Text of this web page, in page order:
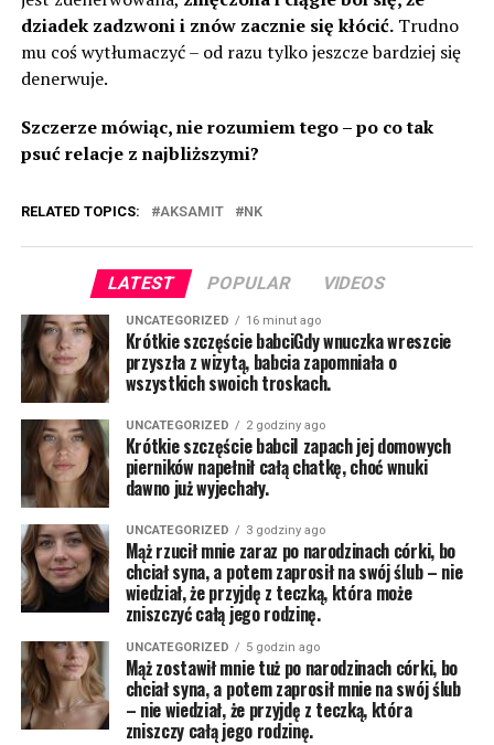
dziadek zadzwoni i znów zacznie się kłócić.Trudno
mu coś wytłumaczyć – od razu tylko jeszcze bardziej się
denerwuje.
Szczerze mówiąc, nie rozumiem tego – po co tak
psuć relacje z najbliższymi?
RELATED TOPICS: AKSAMIT NK
LATEST POPULAR VIDEOS
UNCATEGORIZED 16 minut ago
Krótkie szczęście babciGdy wnuczka wreszcie
przyszła z wizytą, babcia zapomniała o
wszystkich swoich troskach.
UNCATEGORIZED 2 godziny ago
Krótkie szczęście babciI zapach jej domowych
pierników napełnił całą chatkę, choć wnuki
dawno już wyjechały.
UNCATEGORIZED 3 godziny ago
Mąż rzucił mnie zaraz po narodzinach córki, bo
chciał syna, a potem zaprosił na swój ślub – nie
wiedział, że przyjdę z teczką, która może
zniszczyć całą jego rodzinę.
UNCATEGORIZED 5 godzin ago
Mąż zostawił mnie tuż po narodzinach córki, bo
chciał syna, a potem zaprosił mnie na swój ślub
– nie wiedział, że przyjdę z teczką, która
zniszczy całą jego rodzinę.